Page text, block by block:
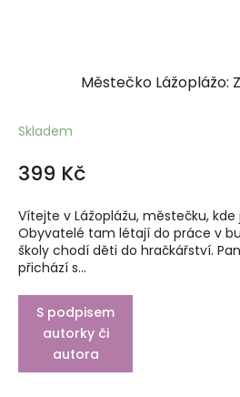
Městečko Lážoplážo:
Skladem
399 Kč
Vítejte v Lážoplážu, městečku,
Obyvatelé tam létají do práce v
školy chodí děti do hračkářství.
přichází s...
S podpisem
autorky či
autora